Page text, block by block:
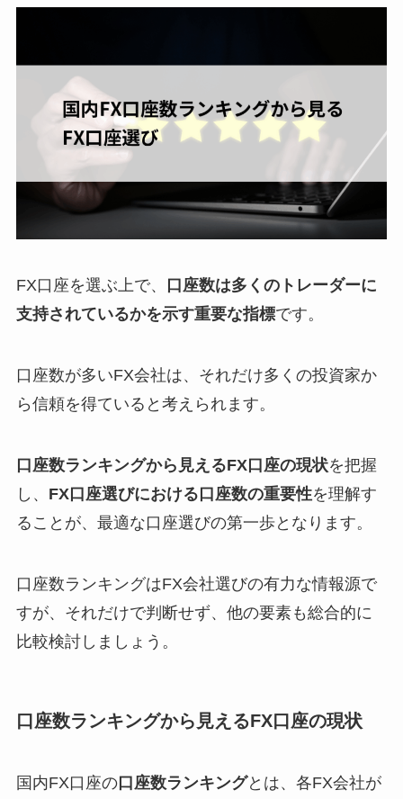
FX口座を選ぶ上で、
口座数は多くのトレーダーに
支持されているかを示す重要な指標です。
口座数が多いFX会社は、それだけ多くの投資家か
ら信頼を得ていると考えられます。
口座数ランキングから見えるFX口座の現状を把握
し、 FX口座選びにおける口座数の重要性を理解す
ることが、最適な口座選びの第一歩となります。
口座数ランキングはFX会社選びの有力な情報源で
すが、それだけで判断せず、他の要素も総合的に
比較検討しましょう。
口座数ランキングから見えるFX口座の現状
国内FX口座の口座数ランキングとは、各FX会社が